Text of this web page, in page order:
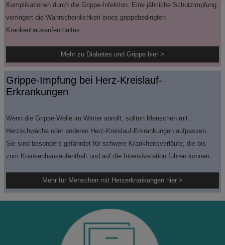
Komplikationen durch die Grippe-Infektion. Eine jährliche Schutzimpfung
verringert die Wahrscheinlichkeit eines grippebedingten
Krankenhausaufenthaltes.
Mehr zu Diabetes und Grippe hier >
Grippe-Impfung bei Herz-Kreislauf-
Erkrankungen
Wenn die Grippe-Welle im Winter anrollt, sollten Menschen mit
Herzschwäche oder anderen Herz-Kreislauf-Erkrankungen aufpassen.
Sie sind besonders gefährdet für schwere Krankheitsverläufe, die bis
zum Krankenhausaufenthalt und auf die Intensivstation führen können.
Mehr für Menschen mit Herzerkrankungen hier >